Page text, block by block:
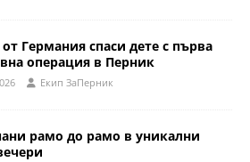
Германия спаси дете с първа
операция в Перник
Eкип ЗаПерник
рамо до рамо в уникални